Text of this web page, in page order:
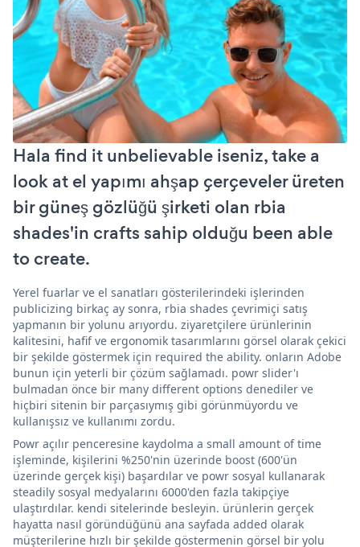
Hala find it unbelievable iseniz, take a
look at el yapımı ahşap çerçeveler üreten
bir güneş gözlüğü şirketi olan rbia
shades'in crafts sahip olduğu been able
to create.
Yerel fuarlar ve el sanatları gösterilerindeki işlerinden
publicizing birkaç ay sonra, rbia shades çevrimiçi satış
yapmanın bir yolunu arıyordu. ziyaretçilere ürünlerinin
kalitesini, hafif ve ergonomik tasarımlarını görsel olarak çekici
bir şekilde göstermek için required the ability. onların Adobe
bunun için yeterli bir çözüm sağlamadı. powr slider'ı
bulmadan önce bir many different options denediler ve
hiçbiri sitenin bir parçasıymış gibi görünmüyordu ve
kullanışsız ve kullanımı zordu.
Powr açılır penceresine kaydolma a small amount of time
işleminde, kişilerini %250'nin üzerinde boost (600'ün
üzerinde gerçek kişi) başardılar ve powr sosyal kullanarak
steadily sosyal medyalarını 6000'den fazla takipçiye
ulaştırdılar. kendi sitelerinde besleyin. ürünlerin gerçek
hayatta nasıl göründüğünü ana sayfada added olarak
müşterilerine hızlı bir şekilde göstermenin görsel bir yolu